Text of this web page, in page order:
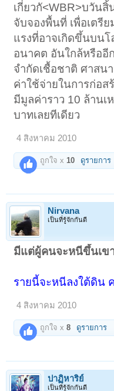
เกี่ยวกั<WBR>บวันสิ้
จับจองพื้นที่ เพื่อเตรี
แรงที่อาจเกิดขึ้นบน
อนาคต อันใกล้หรืออี
จำกัดเชื้อชาติ ศาสน
ค่าใช้จ่ายในการก่อส
มีมูลค่าราว 10 ล้าน
บาทเลยทีเดียว
4 สิงหาคม 2010
ถูกใจ x 10 ดูรายการ
Nirvana
เป็นที่รู้จักกันดี
มีแต่ผู้คนจะหนีขึ้นเข
รายนี้จะหนีลงใต้ดิน
4 สิงหาคม 2010
ถูกใจ x8 ดูรายการ
ปาฏิหาริย์
เป็นที่รู้จักกันดี